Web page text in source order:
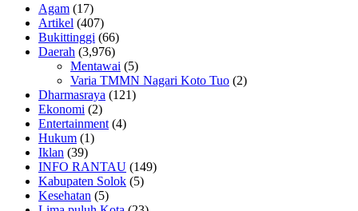
Agam (17)
Artikel (407)
Bukittinggi (66)
Daerah (3,976)
Mentawai (5)
Varia TMMN Nagari Koto Tuo (2)
Dharmasraya (121)
Ekonomi (2)
Entertainment (4)
Hukum (1)
Iklan (39)
INFO RANTAU (149)
Kabupaten Solok (5)
Kesehatan (5)